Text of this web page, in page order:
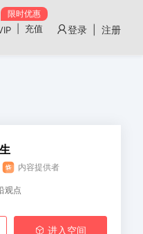
限时优惠
充值 登录 | 注册
内容提供者
观点
进入空间